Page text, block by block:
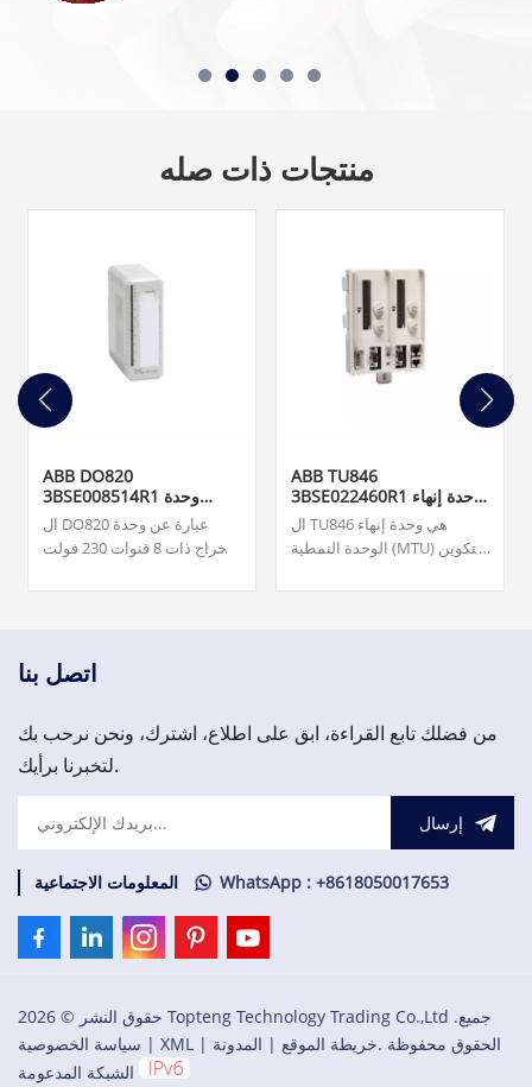
منتجات ذات صله
ABB DO820
3BSE008514R1 وحدة
الإخراج الرقميال DO820 عبارة عن وحدة
إخراج ذات 8 قنوات 230 فولت
S800 I/O. فريقنا متاح على مدار
العاجلة من قطع الغيار المهمة،
ABB TU846
3BSE022460R1 وحدة إنهاء
الوحدةال TU846 هي وحدة إنهاء
الوحدة النمطية (MTU) للتكوين
CI840/CI840A والإدخال/
اتصل بنا
من فضلك تابع القراءة، ابق على اطلاع، اشترك، ونحن نرحب بك
لتخبرنا برأيك.
إرسال
المعلومات الاجتماعية WhatsApp : +8618050017653
حقوق النشر © 2026 Topteng Technology Trading Co.,Ltd .جميع
الحقوق محفوظة .خريطة الموقع | المدونة |
XML
| سياسة الخصوصية
الشبكة المدعومة